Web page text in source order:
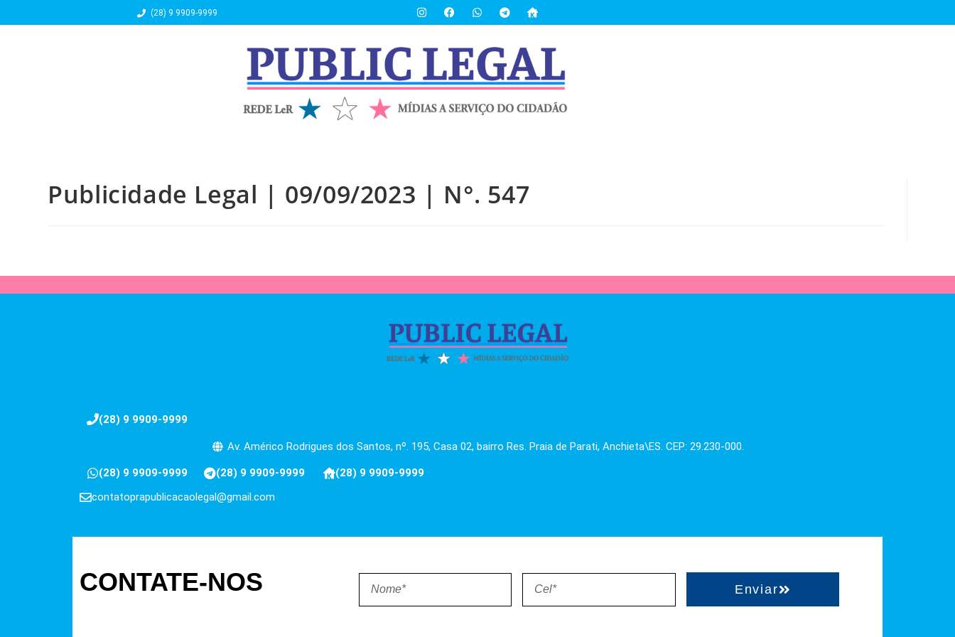
(28) 9 9909-9999
Publicidade Legal | 09/09/2023 | N°. 547
(28) 9 9909-9999
Av. Américo Rodrigues dos Santos, nº. 195, Casa 02, bairro Res. Praia de Parati, Anchieta\ES. CEP: 29.230-000.
(28) 9 9909-9999 (28) 9 9909-9999
(28) 9 9909-9999
contatoprapublicacaolegal@gmail.com
CONTATE-NOS Enviar